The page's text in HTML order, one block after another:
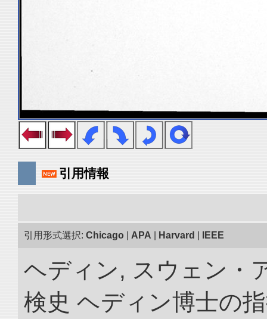
引用情報
引用形式選択: Chicago APA Harvard IEEE
ヘディン, スウェン・
検史 ヘディン博士の